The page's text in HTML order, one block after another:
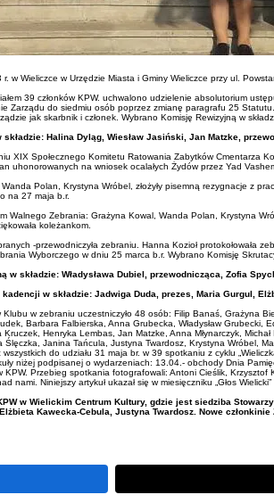
w Wieliczce w Urzędzie Miasta i Gminy Wieliczce przy ul.
39 członków KPW. uchwalono udzielenie absolutorium
Zarządu do siedmiu osób poprzez zmianę paragrafu 25
jak skarbnik i członek. Wybrano Komisję Rewizyjną w
Halina Dyląg, Wiesław Jasiński, Jan Matzke,
XIX Społecznego Komitetu Ratowania Zabytków
uhonorowanych na wniosek ocalałych Żydów przez Yad
Polan, Krystyna Wróbel, złożyły pisemną rezygnacje z
na 27 maja b.r.
Walnego Zebrania: Grażyna Kowal, Wanda Polan, Krystyna
koleżankom.
-przewodniczyła zebraniu. Hanna Kozioł protokołowała
Wyborczego w dniu 25 marca b.r. Wybrano Komisję
w składzie: Władysława Dubiel, przewodnicząca, Zofia
kadencji w składzie: Jadwiga Duda, prezes, Maria Gurgul,
Klubu w zebraniu uczestniczyło 48 osób: Filip Banaś, Grażyna
Barbara Falbierska, Anna Grubecka, Władysław
Kruczek, Henryka Lembas, Jan Matzke, Anna Młynarczyk,
Ślęczka, Janina Tańcula, Justyna Twardosz, Krystyna Wróbel,
do udziału 31 maja br. w 39 spotkaniu z cyklu
niżej podpisanej o wydarzeniach: 13.04.- obchody Dnia
KPW. Przebieg spotkania fotografowali: Antoni Cieślik, Krzysztof
nami. Niniejszy artykuł ukazał się w miesięczniku „Głos
w Wielickim Centrum Kultury, gdzie jest siedziba
Kawecka-Cebula, Justyna Twardosz. Nowe